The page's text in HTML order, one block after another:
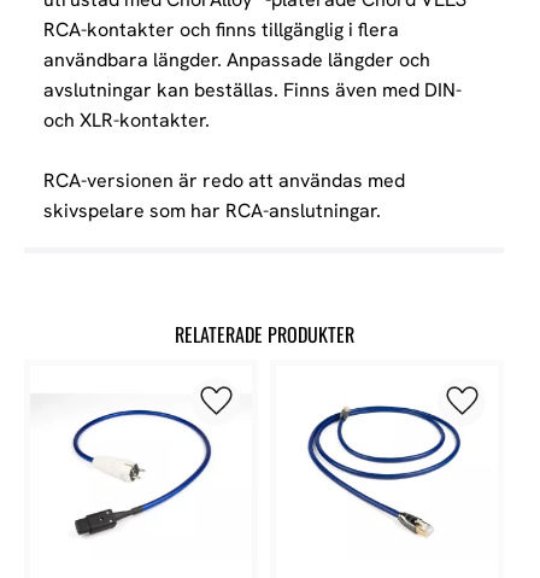
RCA-kontakter och finns tillgänglig i flera
användbara längder. Anpassade längder och
avslutningar kan beställas. Finns även med DIN-
och XLR-kontakter.
RCA-versionen är redo att användas med
skivspelare som har RCA-anslutningar.
RELATERADE PRODUKTER
Lägg till i favoriter Lägg till